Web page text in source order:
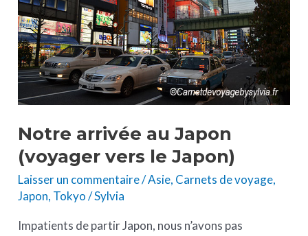
Notre arrivée au Japon
(voyager vers le Japon)
Laisser un commentaire/Asie, Carnets de voyage,
Japon, Tokyo/Sylvia
Impatients de partir Japon, nous n’avons pas
(voyager
vers
le
Japon)